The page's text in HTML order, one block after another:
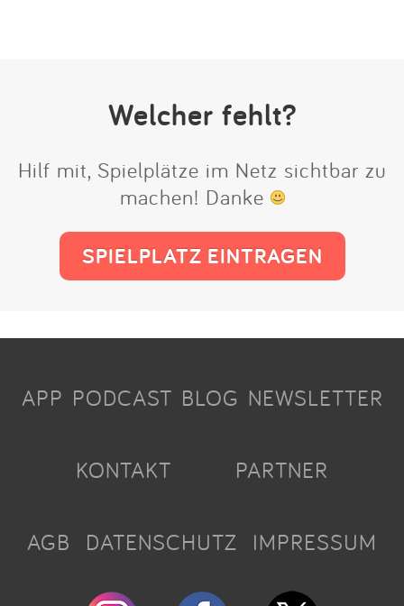
Welcher fehlt?
Hilf mit, Spielplätze im Netz sichtbar zu
machen! Danke
SPIELPLATZ EINTRAGEN
APP PODCAST BLOG NEWSLETTER
KONTAKT PARTNER
AGB DATENSCHUTZ IMPRESSUM